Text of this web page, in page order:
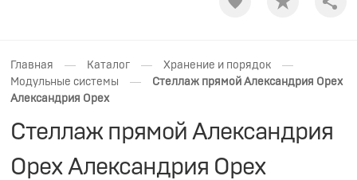
Главная — Каталог — Хранение и порядок —
Модульные системы —
Стеллаж прямой Александрия Орех
Александрия Орех
Стеллаж прямой Александрия
Орех Александрия Орех